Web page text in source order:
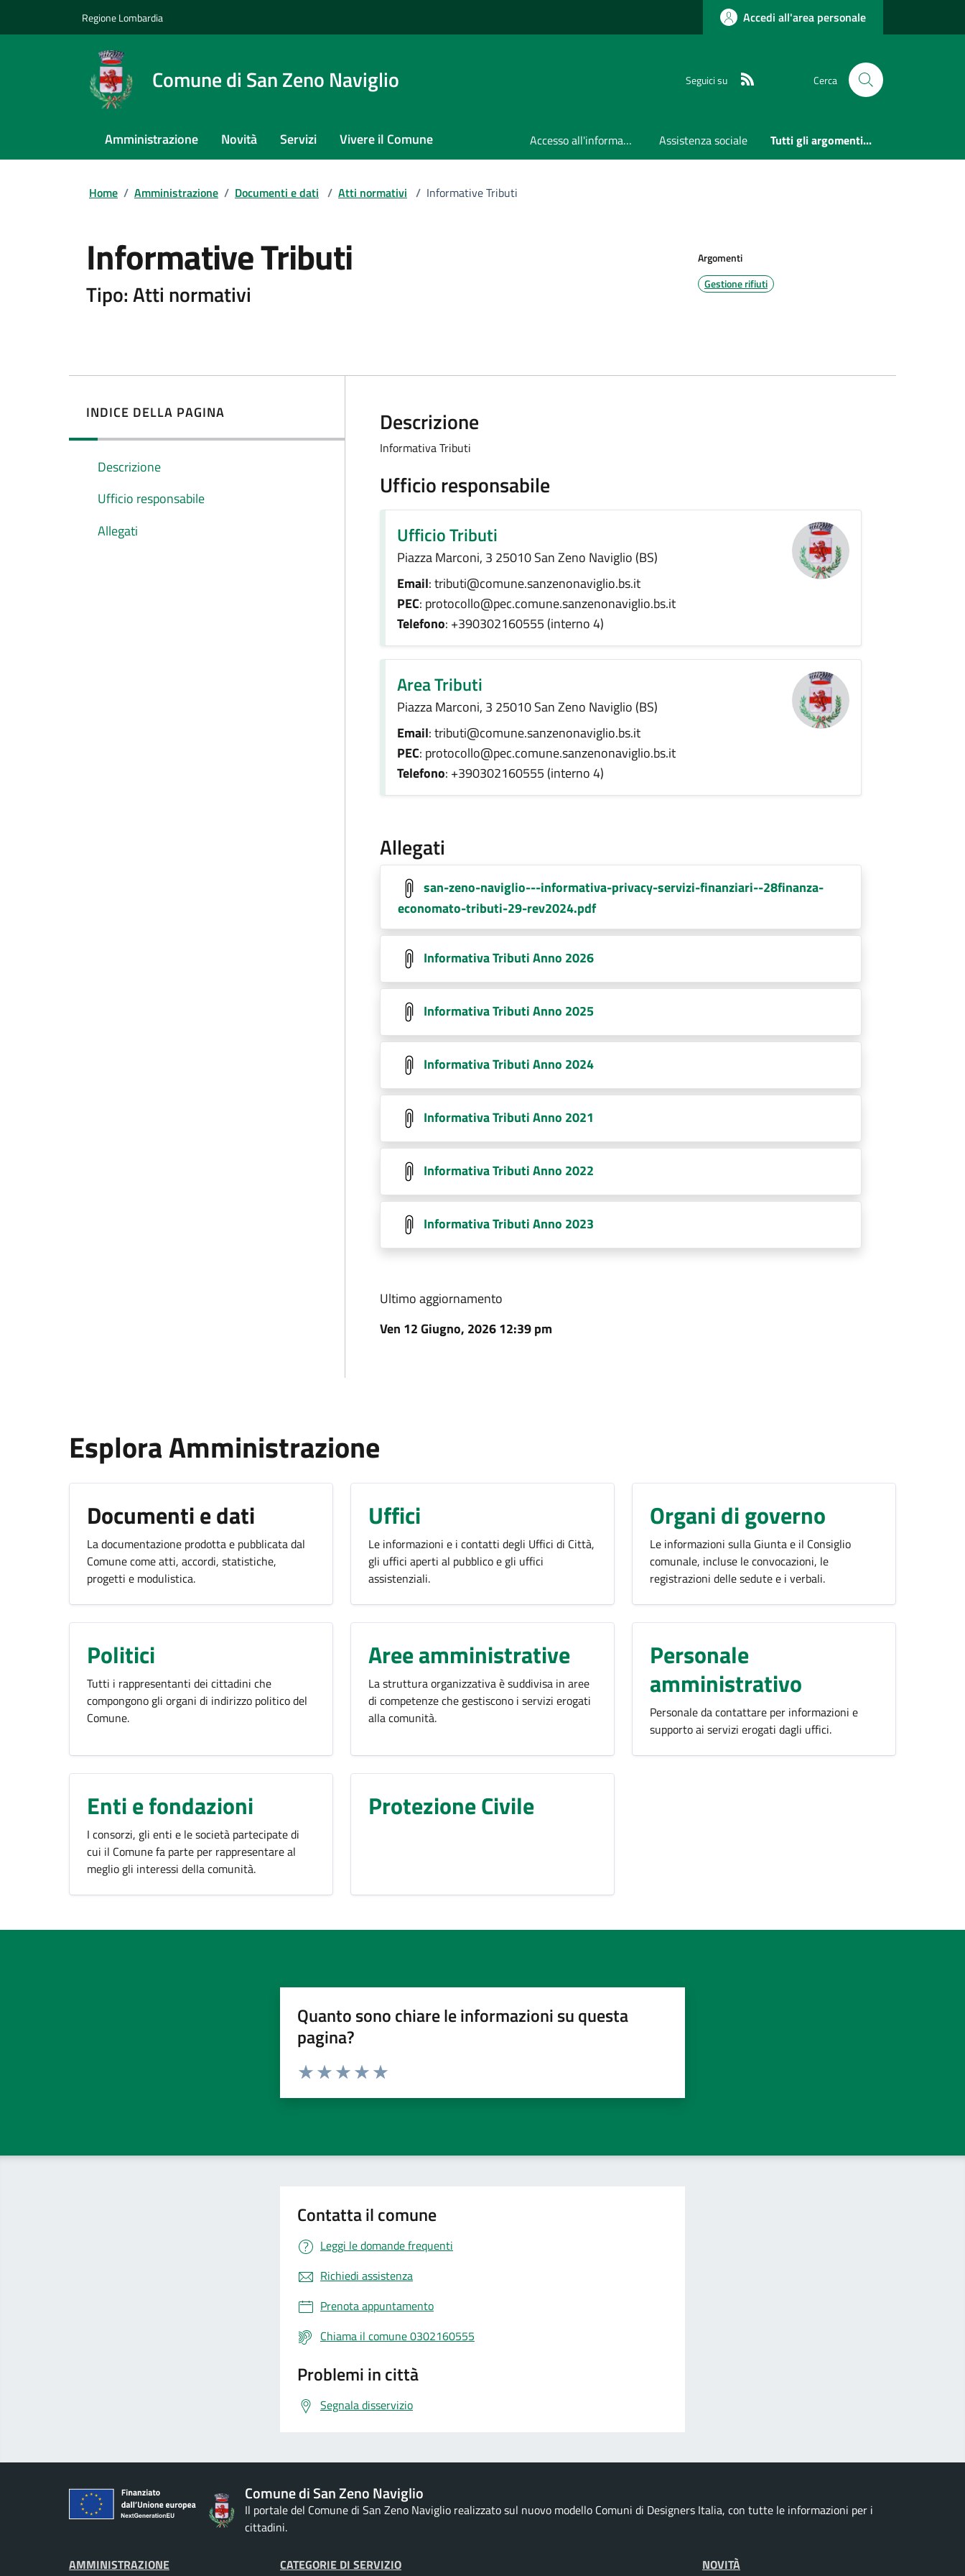
Regione Lombardia Accedi all'area personale
Comune di San Zeno Naviglio Seguici su Cerca
Amministrazione Novità Servizi Vivere il Comune Accesso all'informazione Assistenza sociale Tutti gli argomenti...
Home / Amministrazione / Documenti e dati / Atti normativi / Informative Tributi
Informative Tributi
Tipo: Atti normativi
Argomenti
Gestione rifiuti
INDICE DELLA PAGINA
Descrizione
Ufficio responsabile
Allegati
Descrizione
Informativa Tributi
Ufficio responsabile
Ufficio Tributi
Piazza Marconi, 3 25010 San Zeno Naviglio (BS)
Email: tributi@comune.sanzenonaviglio.bs.it
PEC: protocollo@pec.comune.sanzenonaviglio.bs.it
Telefono: +390302160555 (interno 4)
Area Tributi
Piazza Marconi, 3 25010 San Zeno Naviglio (BS)
Email: tributi@comune.sanzenonaviglio.bs.it
PEC: protocollo@pec.comune.sanzenonaviglio.bs.it
Telefono: +390302160555 (interno 4)
Allegati
san-zeno-naviglio---informativa-privacy-servizi-finanziari--28finanza-
economato-tributi-29-rev2024.pdf
Informativa Tributi Anno 2026
Informativa Tributi Anno 2025
Informativa Tributi Anno 2024
Informativa Tributi Anno 2021
Informativa Tributi Anno 2022
Informativa Tributi Anno 2023
Ultimo aggiornamento
Ven 12 Giugno, 2026 12:39 pm
Esplora Amministrazione
Documenti e dati
La documentazione prodotta e pubblicata dal
Comune come atti, accordi, statistiche,
progetti e modulistica.
Uffici
Le informazioni e i contatti degli Uffici di Città,
gli uffici aperti al pubblico e gli uffici
assistenziali.
Organi di governo
Le informazioni sulla Giunta e il Consiglio
comunale, incluse le convocazioni, le
registrazioni delle sedute e i verbali.
Politici
Tutti i rappresentanti dei cittadini che
compongono gli organi di indirizzo politico del
Comune.
Aree amministrative
La struttura organizzativa è suddivisa in aree
di competenze che gestiscono i servizi erogati
alla comunità.
Personale
amministrativo
Personale da contattare per informazioni e
supporto ai servizi erogati dagli uffici.
Enti e fondazioni
I consorzi, gli enti e le società partecipate di
cui il Comune fa parte per rappresentare al
meglio gli interessi della comunità.
Protezione Civile
Quanto sono chiare le informazioni su questa
pagina?
Valuta da 1 a 5 stelle la pagina
Contatta il comune
Leggi le domande frequenti
Richiedi assistenza
Prenota appuntamento
Chiama il comune 0302160555
Problemi in città
Segnala disservizio
Comune di San Zeno Naviglio
Il portale del Comune di San Zeno Naviglio realizzato sul nuovo modello Comuni di Designers Italia, con tutte le informazioni per i
cittadini.
AMMINISTRAZIONE CATEGORIE DI SERVIZIO NOVITÀ